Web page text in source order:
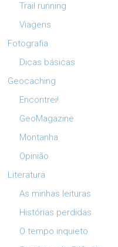
Trail running
Viagens
Fotografia
Dicas básicas
Geocaching
Encontrei!
GeoMagazine
Montanha
Opinião
Literatura
As minhas leituras
Histórias perdidas
O tempo inquieto